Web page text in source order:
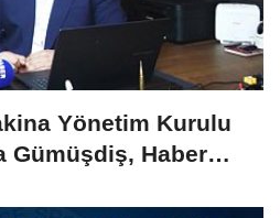
Yönetim Kurulu
Gümüşdiş, Haber